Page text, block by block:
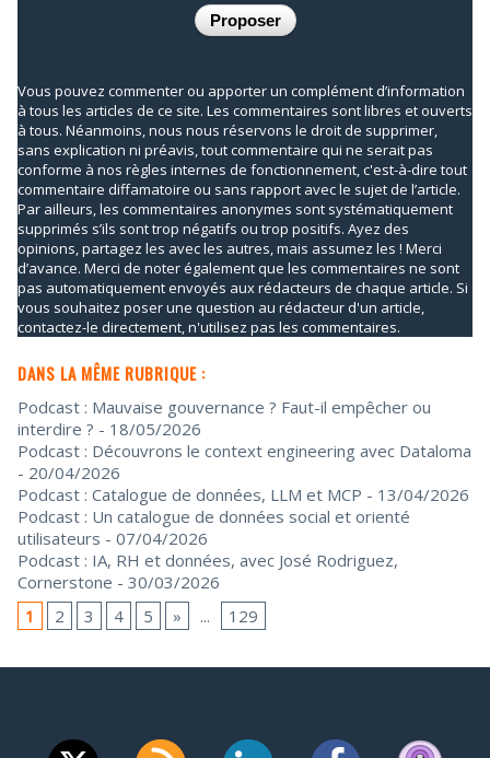
Vous pouvez commenter ou apporter un complément d’information
à tous les articles de ce site. Les commentaires sont libres et ouverts
à tous. Néanmoins, nous nous réservons le droit de supprimer,
sans explication ni préavis, tout commentaire qui ne serait pas
conforme à nos règles internes de fonctionnement, c'est-à-dire tout
commentaire diffamatoire ou sans rapport avec le sujet de l’article.
Par ailleurs, les commentaires anonymes sont systématiquement
supprimés s’ils sont trop négatifs ou trop positifs. Ayez des
opinions, partagez les avec les autres, mais assumez les ! Merci
d’avance. Merci de noter également que les commentaires ne sont
pas automatiquement envoyés aux rédacteurs de chaque article. Si
vous souhaitez poser une question au rédacteur d'un article,
contactez-le directement, n'utilisez pas les commentaires.
DANS LA MÊME RUBRIQUE :
Podcast : Mauvaise gouvernance ? Faut-il empêcher ou
interdire ? - 18/05/2026
Podcast : Découvrons le context engineering avec Dataloma
- 20/04/2026
Podcast : Catalogue de données, LLM et MCP - 13/04/2026
Podcast : Un catalogue de données social et orienté
utilisateurs - 07/04/2026
Podcast : IA, RH et données, avec José Rodriguez,
Cornerstone - 30/03/2026
1
2 3 4 5 » ... 129